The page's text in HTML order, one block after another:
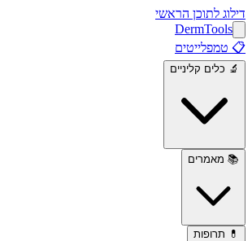
דילוג לתוכן הראשי
DermTools
📋 טמפלייטים
🔬 כלים קליניים
📚 מאמרים
💊 תרופות